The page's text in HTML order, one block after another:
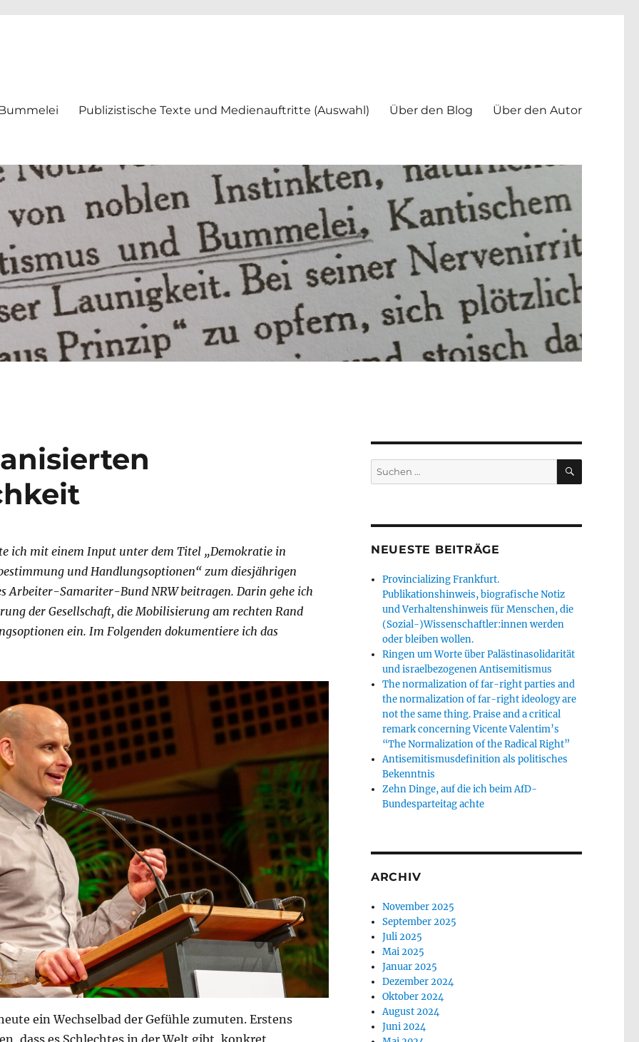
Publizistische Texte und Medienauftritte (Auswahl) Über den Blog Über den Autor
ich mit einem Input unter dem Titel „Demokratie in
und Handlungsoptionen“ zum diesjährigen
Arbeiter-Samariter-Bund NRW beitragen. Darin gehe ich
der Gesellschaft, die Mobilisierung am rechten Rand
ein. Im Folgenden dokumentiere ich das
ein Wechselbad der Gefühle zumuten. Erstens
Suche
nach:
SUCHEN
NEUESTE BEITRÄGE
Provincializing Frankfurt.
Publikationshinweis, biografische Notiz
und Verhaltenshinweis für Menschen, die
(Sozial-)Wissenschaftler:innen werden
oder bleiben wollen.
Ringen um Worte über Palästinasolidarität
und israelbezogenen Antisemitismus
The normalization of far-right parties and
the normalization of far-right ideology are
not the same thing. Praise and a critical
remark concerning Vicente Valentim’s
“The Normalization of the Radical Right”
Antisemitismusdefinition als politisches
Bekenntnis
Zehn Dinge, auf die ich beim AfD-
Bundesparteitag achte
ARCHIV
November 2025
September 2025
Juli 2025
Mai 2025
Januar 2025
Dezember 2024
Oktober 2024
August 2024
Juni 2024